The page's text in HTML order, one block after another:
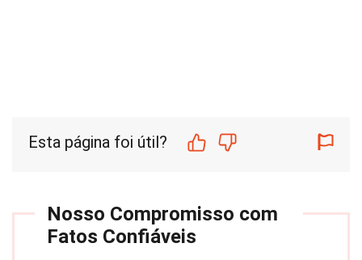
Esta página foi útil?
Nosso Compromisso com
Fatos Confiáveis